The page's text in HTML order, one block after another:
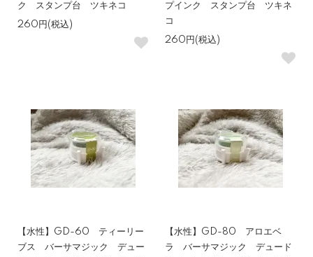
ク スタンプ台 ツキネコ
260円(税込)
プインク スタンプ台 ツキネ
コ
260円(税込)
【水性】GD-60 ティーリー
ブス バーサマジック デュー
【水性】GD-80 アロエベ
ラ バーサマジック デュード